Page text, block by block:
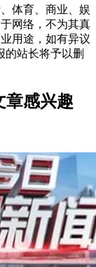
体育、商业、娱
网络，不为其真
用途，如有异议
的站长将予以删
章感兴趣